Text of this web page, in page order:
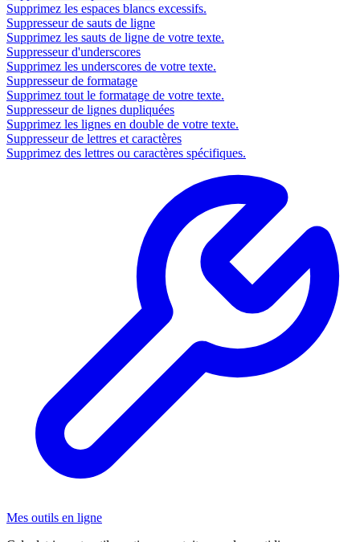
Supprimez les espaces blancs excessifs.
Suppresseur de sauts de ligne
Supprimez les sauts de ligne de votre texte.
Suppresseur d'underscores
Supprimez les underscores de votre texte.
Suppresseur de formatage
Supprimez tout le formatage de votre texte.
Suppresseur de lignes dupliquées
Supprimez les lignes en double de votre texte.
Suppresseur de lettres et caractères
Supprimez des lettres ou caractères spécifiques.
Mes outils en ligne